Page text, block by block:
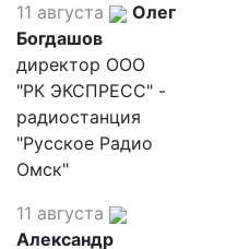
11 августа
Олег
Богдашов
директор ООО
"РК ЭКСПРЕСС" -
радиостанция
"Русское Радио
Омск"
11 августа
Александр